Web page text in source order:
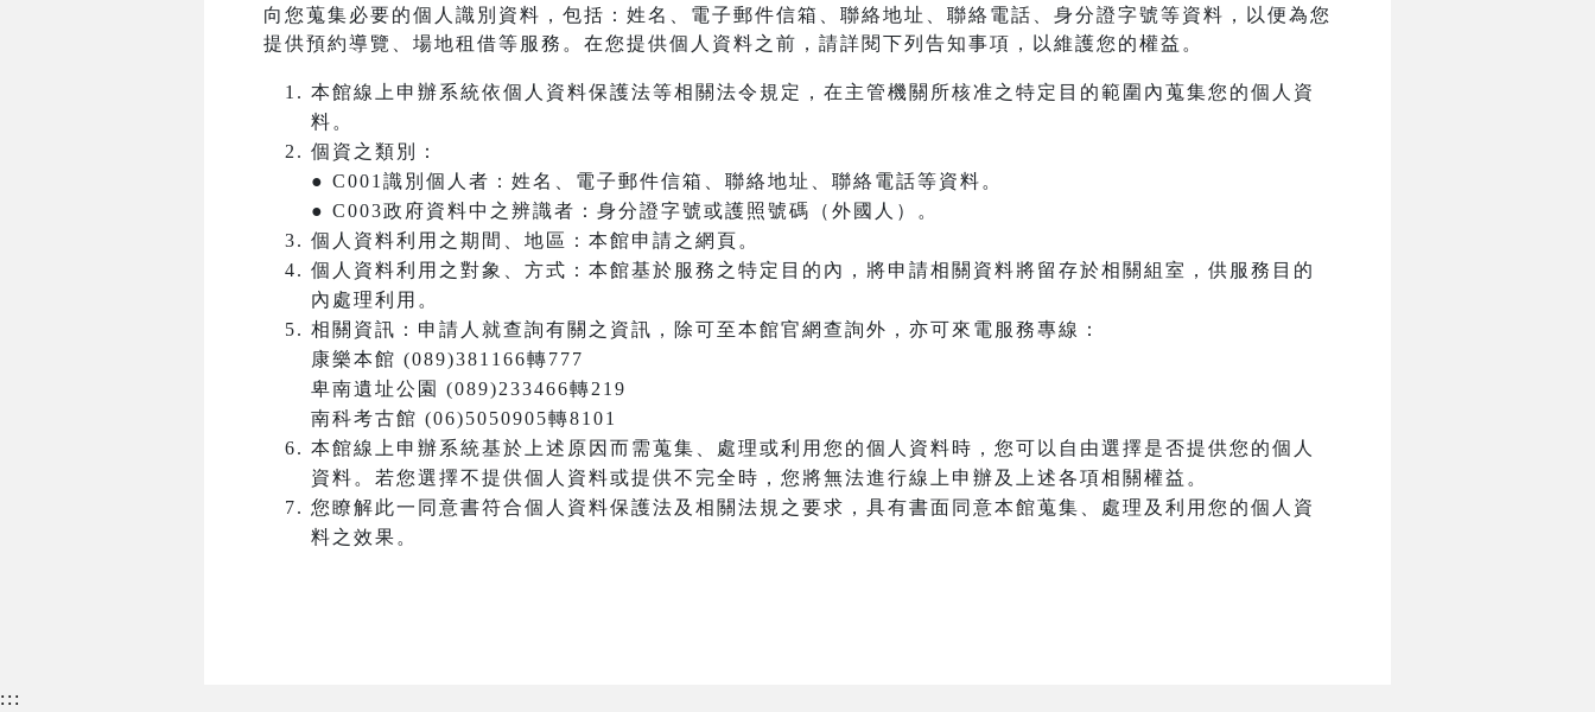
向您蒐集必要的個人識別資料，包括：姓名、電子郵件信箱、聯絡地址、聯絡電話、身分證字號等資料，以便為您
提供預約導覽、場地租借等服務。在您提供個人資料之前，請詳閱下列告知事項，以維護您的權益。
本館線上申辦系統依個人資料保護法等相關法令規定，在主管機關所核准之特定目的範圍內蒐集您的個人資
料。
個資之類別：
● C001識別個人者：姓名、電子郵件信箱、聯絡地址、聯絡電話等資料。
● C003政府資料中之辨識者：身分證字號或護照號碼（外國人）。
個人資料利用之期間、地區：本館申請之網頁。
個人資料利用之對象、方式：本館基於服務之特定目的內，將申請相關資料將留存於相關組室，供服務目的
內處理利用。
相關資訊：申請人就查詢有關之資訊，除可至本館官網查詢外，亦可來電服務專線：
康樂本館 (089)381166轉777
卑南遺址公園 (089)233466轉219
南科考古館 (06)5050905轉8101
本館線上申辦系統基於上述原因而需蒐集、處理或利用您的個人資料時，您可以自由選擇是否提供您的個人
資料。若您選擇不提供個人資料或提供不完全時，您將無法進行線上申辦及上述各項相關權益。
您瞭解此一同意書符合個人資料保護法及相關法規之要求，具有書面同意本館蒐集、處理及利用您的個人資
料之效果。
:::